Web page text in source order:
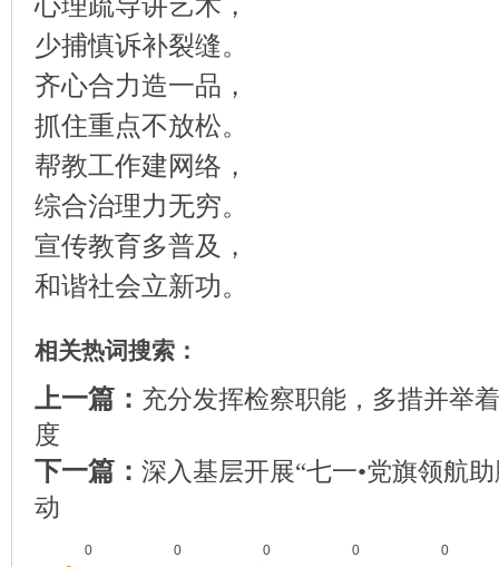
少捕慎诉补裂缝。
齐心合力造一品，
抓住重点不放松。
帮教工作建网络，
综合治理力无穷。
宣传教育多普及，
和谐社会立新功。
相关热词搜索：
上一篇： 充分发挥检察职能，多措并举
度
下一篇： 深入基层开展“七一•党旗领航
动
0 0 0 0 0